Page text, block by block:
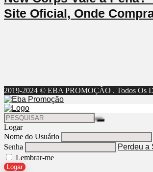
Site Oficial, Onde
2019-2024 © EBA PROMOÇÃO . Todos Os
Logar
Nome do Usuário
Senha
Perdeu a
Lembrar-me
Logar